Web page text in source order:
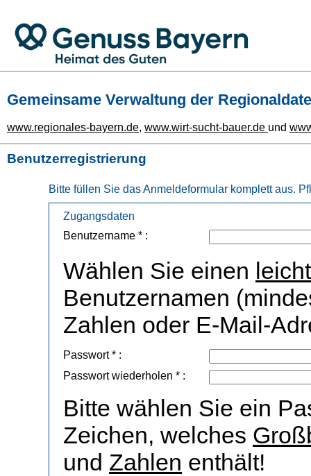
Gemeinsame Verwaltung der
www.regionales-bayern.de, www.wirt-sucht-bauer.de und
Benutzerregistrierung
Bitte füllen Sie das Anmeldeformular komplett aus.
Zugangsdaten
Benutzername * :
Wählen Sie einen
Benutzernamen
Zahlen oder E-Mail-
Passwort * :
Passwort wiederholen * :
Bitte wählen Sie ein
Zeichen, welches
und Zahlen enthält!